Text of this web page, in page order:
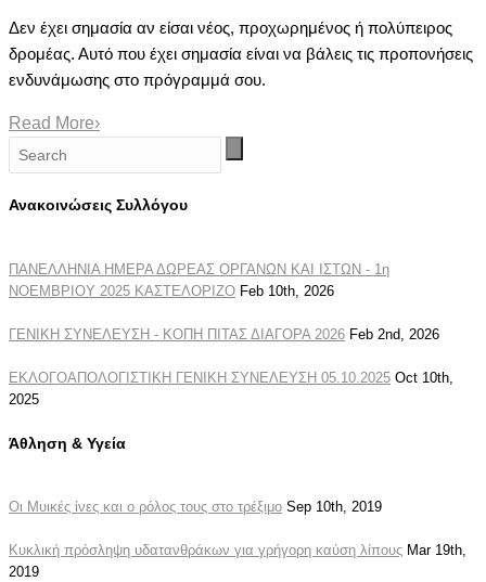
Δεν έχει σημασία αν είσαι νέος, προχωρημένος ή πολύπειρος
δρομέας. Αυτό που έχει σημασία είναι να βάλεις τις προπονήσεις
ενδυνάμωσης στο πρόγραμμά σου.
Read More›
Ανακοινώσεις Συλλόγου
ΠΑΝΕΛΛΗΝΙΑ ΗΜΕΡΑ ΔΩΡΕΑΣ ΟΡΓΑΝΩΝ ΚΑΙ ΙΣΤΩΝ - 1η
ΝΟΕΜΒΡΙΟΥ 2025 ΚΑΣΤΕΛΟΡΙΖΟ Feb 10th, 2026
ΓΕΝΙΚΗ ΣΥΝΕΛΕΥΣΗ - ΚΟΠΗ ΠΙΤΑΣ ΔΙΑΓΟΡΑ 2026 Feb 2nd, 2026
ΕΚΛΟΓΟΑΠΟΛΟΓΙΣΤΙΚΗ ΓΕΝΙΚΗ ΣΥΝΕΛΕΥΣΗ 05.10.2025 Oct 10th,
2025
Άθληση & Υγεία
Οι Μυικές ίνες και ο ρόλος τους στο τρέξιμο Sep 10th, 2019
Κυκλική πρόσληψη υδατανθράκων για γρήγορη καύση λίπους Mar 19th,
2019